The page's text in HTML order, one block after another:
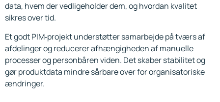
data, hvem der vedligeholder dem, og hvordan kvalitet
sikres over tid.
Et godt PIM‑projekt understøtter samarbejde på tværs af
afdelinger og reducerer afhængigheden af manuelle
processer og personbåren viden. Det skaber stabilitet og
gør produktdata mindre sårbare over for organisatoriske
ændringer.